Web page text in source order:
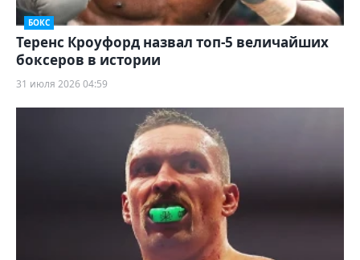
БОКС
Теренс Кроуфорд назвал топ-5 величайших
боксеров в истории
31 июля 2026 04:59